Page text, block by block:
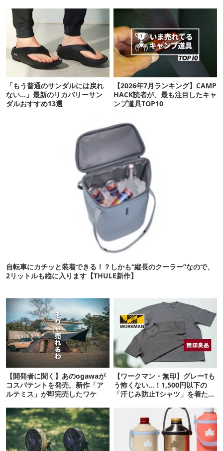
「もう普通のサンダルには戻れ
ない…」最新のリカバリーサン
ダルおすすめ13選
【2026年7月ランキング】CAMP
HACK読者が、最も注目したキャ
ンプ道具TOP10
自転車にカチッと装着できる！？しかも“縦長のクーラー”なので、
2リットルも縦に入ります【THULE新作】
【開発者に聞く】あのogawaが
コスパテントを発売。新作「ア
ルテミス」が即完売したワケ
【ワークマン・無印】グレーTも
う怖くない…！1,500円以下の
「汗じみ防止Tシャツ」を着たら